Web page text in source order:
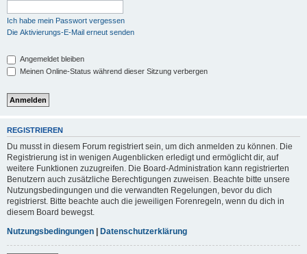
Ich habe mein Passwort vergessen
Die Aktivierungs-E-Mail erneut senden
Angemeldet bleiben
Meinen Online-Status während dieser Sitzung verbergen
REGISTRIEREN
Du musst in diesem Forum registriert sein, um dich anmelden zu können. Die
Registrierung ist in wenigen Augenblicken erledigt und ermöglicht dir, auf
weitere Funktionen zuzugreifen. Die Board-Administration kann registrierten
Benutzern auch zusätzliche Berechtigungen zuweisen. Beachte bitte unsere
Nutzungsbedingungen und die verwandten Regelungen, bevor du dich
registrierst. Bitte beachte auch die jeweiligen Forenregeln, wenn du dich in
diesem Board bewegst.
Nutzungsbedingungen | Datenschutzerklärung